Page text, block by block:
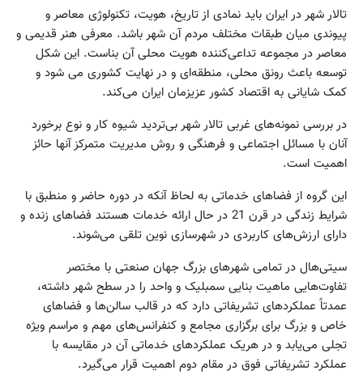
تالار شهر در ایران باید نمادی از تاریخ، هویت، تکنولوژی معاصر و
پیوندی میان طبقات مختلف مردم آن شهر باشد. معرفی هنر قدیمی و
معاصر در مجموعه تداعی‌کننده هویت محلی آن بنا‌ست. این شکل
توسعه باعث رونق محلی، منطقه‌ای و در نهایت کشوری می شود و
کمک شایانی به اقتصاد کشور عزیزمان ایران می‌کند.
در بررسی نمونه‌های غربی تالار شهر بی‌تردید شیوه کار و نوع برخورد
آنان با مسائل اجتماعی و فرهنگی و روش مدیریت متمرکز آنها حائز
اهمیت است.
این گروه از فضاهای خدماتی به لحاظ آنکه در دوره حاضر و منطبق با
شرایط زندگی در قرن 21 در حال ارائه خدمات هستند فضاهای زنده و
دارای ارزش‌های کاربردی در شهرسازی نوین تلقی می‌‌شوند.
سیتی‌هال در تمامی شهرهای بزرگ جهان صنعتی با مختصر
تفاوت‌هایی ماهیت بنایی سمبلیک و واحد را در سطح شهر داشته،
عمدتاً عملکردهای تشریفاتی دارد که در قالب سالن‌ها و فضاهای
خاص و بزرگ برای برگزاری مجامع و کنفرانس‌های مهم و مراسم ویژه
تجلی می‌یابد و در هریک عملکردهای خدماتی آن در مقایسه با
عملکرد تشریفاتی فوق در مقام دوم اهمیت قرار می‌گیرد.